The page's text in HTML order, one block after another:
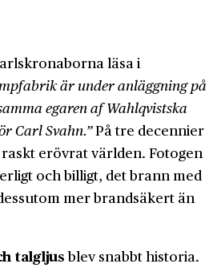
läsa i
är under anläggning på
egaren af Wahlqvistska
Carl Svahn.”På tre decennier
erövrat världen. Fotogen
och billigt, det brann med
mer brand­säkert än
talgljusblev snabbt historia.